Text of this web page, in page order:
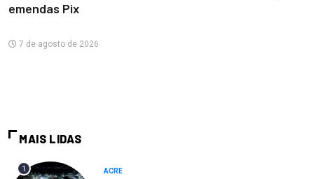
emendas Pix
7 de agosto de 2026
MAIS LIDAS
1 ACRE